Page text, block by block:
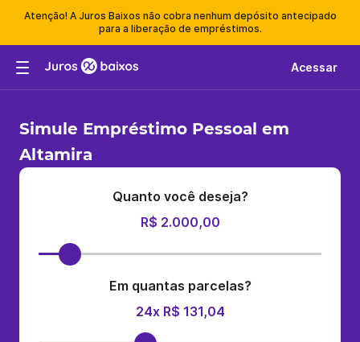
Atenção! A Juros Baixos não cobra nenhum depósito antecipado
para a liberação de empréstimos.
Acessar
Simule Empréstimo Pessoal em
Altamira
Quanto você deseja?
R$ 2.000,00
Em quantas parcelas?
24x R$ 131,04